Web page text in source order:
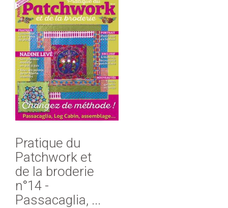
Pratique du
Patchwork et
de la broderie
n°14 -
Passacaglia, ...